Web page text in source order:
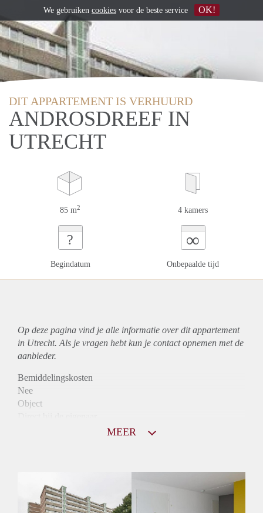
DIT APPARTEMENT IS VERHUURD
ANDROSDREEF IN
UTRECHT
85 m2 4 kamers
?
Begindatum
∞
Onbepaalde tijd
Op deze pagina vind je alle informatie over ditappartement
in Utrecht. Als je vragen hebt kun je contact opnemen met de
aanbieder.
Bemiddelingskosten
Nee
Object
Niet mogelijk
Inkomen eis
MEER
We gebruiken cookies voor de beste service OK!